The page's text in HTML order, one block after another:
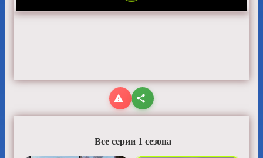
Все серии 1 сезона